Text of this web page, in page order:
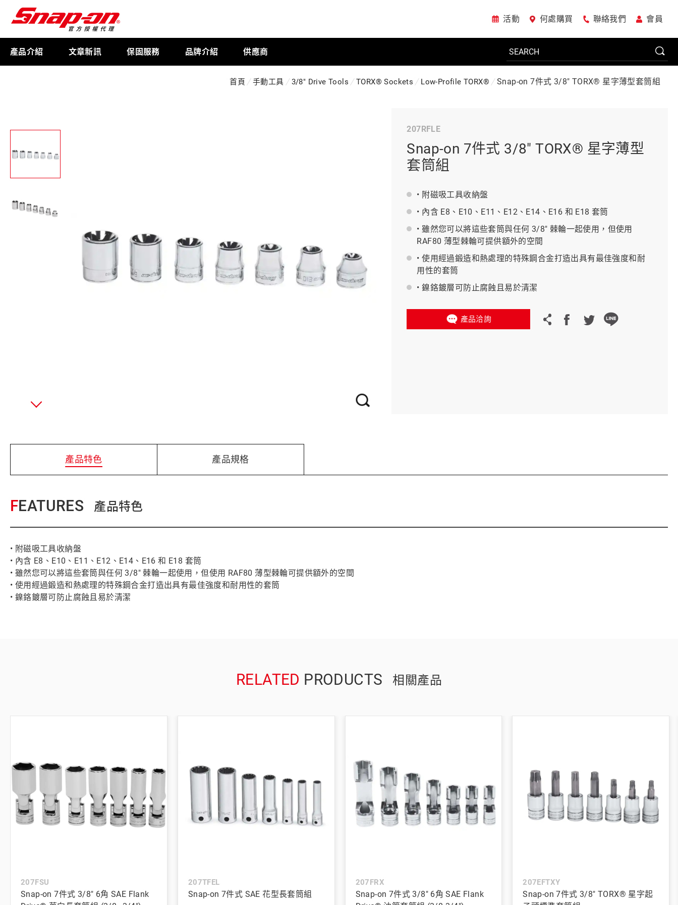
活動 何處購買 聯絡我們 會員
產品介紹
美國JohnBean設備
BAHCO 瑞典魚牌 義大利 Bike-Lift
文章新訊 保固服務 品牌介紹 供應商
首頁 手動工具 3/8" Drive Tools TORX® Sockets Low-Profile TORX® Snap-on 7件式 3/8" TORX® 星字薄型套筒組
207RFLE
Snap-on 7件式 3/8" TORX® 星字薄型
套筒組
• 附磁吸工具收納盤
• 內含 E8、E10、E11、E12、E14、E16 和 E18 套筒
• 雖然您可以將這些套筒與任何 3/8" 棘輪一起使用，但使用
RAF80 薄型棘輪可提供額外的空間
• 使用經過鍛造和熱處理的特殊鋼合金打造出具有最佳強度和耐
用性的套筒
• 鎳鉻鍍層可防止腐蝕且易於清潔
產品洽詢
產品特色 產品規格
FEATURES 產品特色
• 附磁吸工具收納盤
• 內含 E8、E10、E11、E12、E14、E16 和 E18 套筒
• 雖然您可以將這些套筒與任何 3/8" 棘輪一起使用，但使用 RAF80 薄型棘輪可提供額外的空間
• 使用經過鍛造和熱處理的特殊鋼合金打造出具有最佳強度和耐用性的套筒
• 鎳鉻鍍層可防止腐蝕且易於清潔
RELATED PRODUCTS 相關產品
207FSU
Snap-on 7件式 3/8" 6角 SAE Flank
207TFEL
Snap-on 7件式 SAE 花型長套筒組
207FRX
Snap-on 7件式 3/8" 6角 SAE Flank
207EFTXY
Snap-on 7件式 3/8" TORX® 星字起